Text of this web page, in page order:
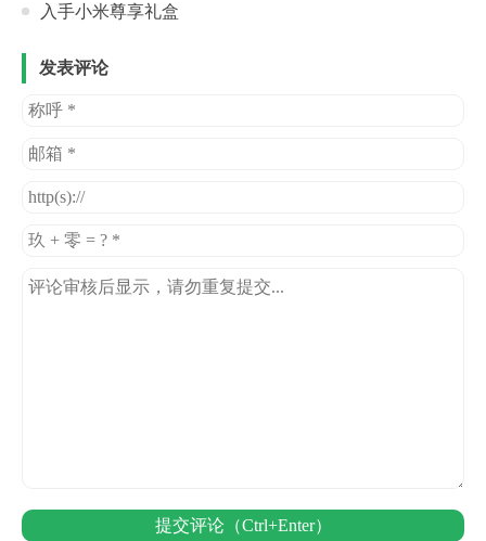
入手小米尊享礼盒
发表评论
提交评论（Ctrl+Enter）